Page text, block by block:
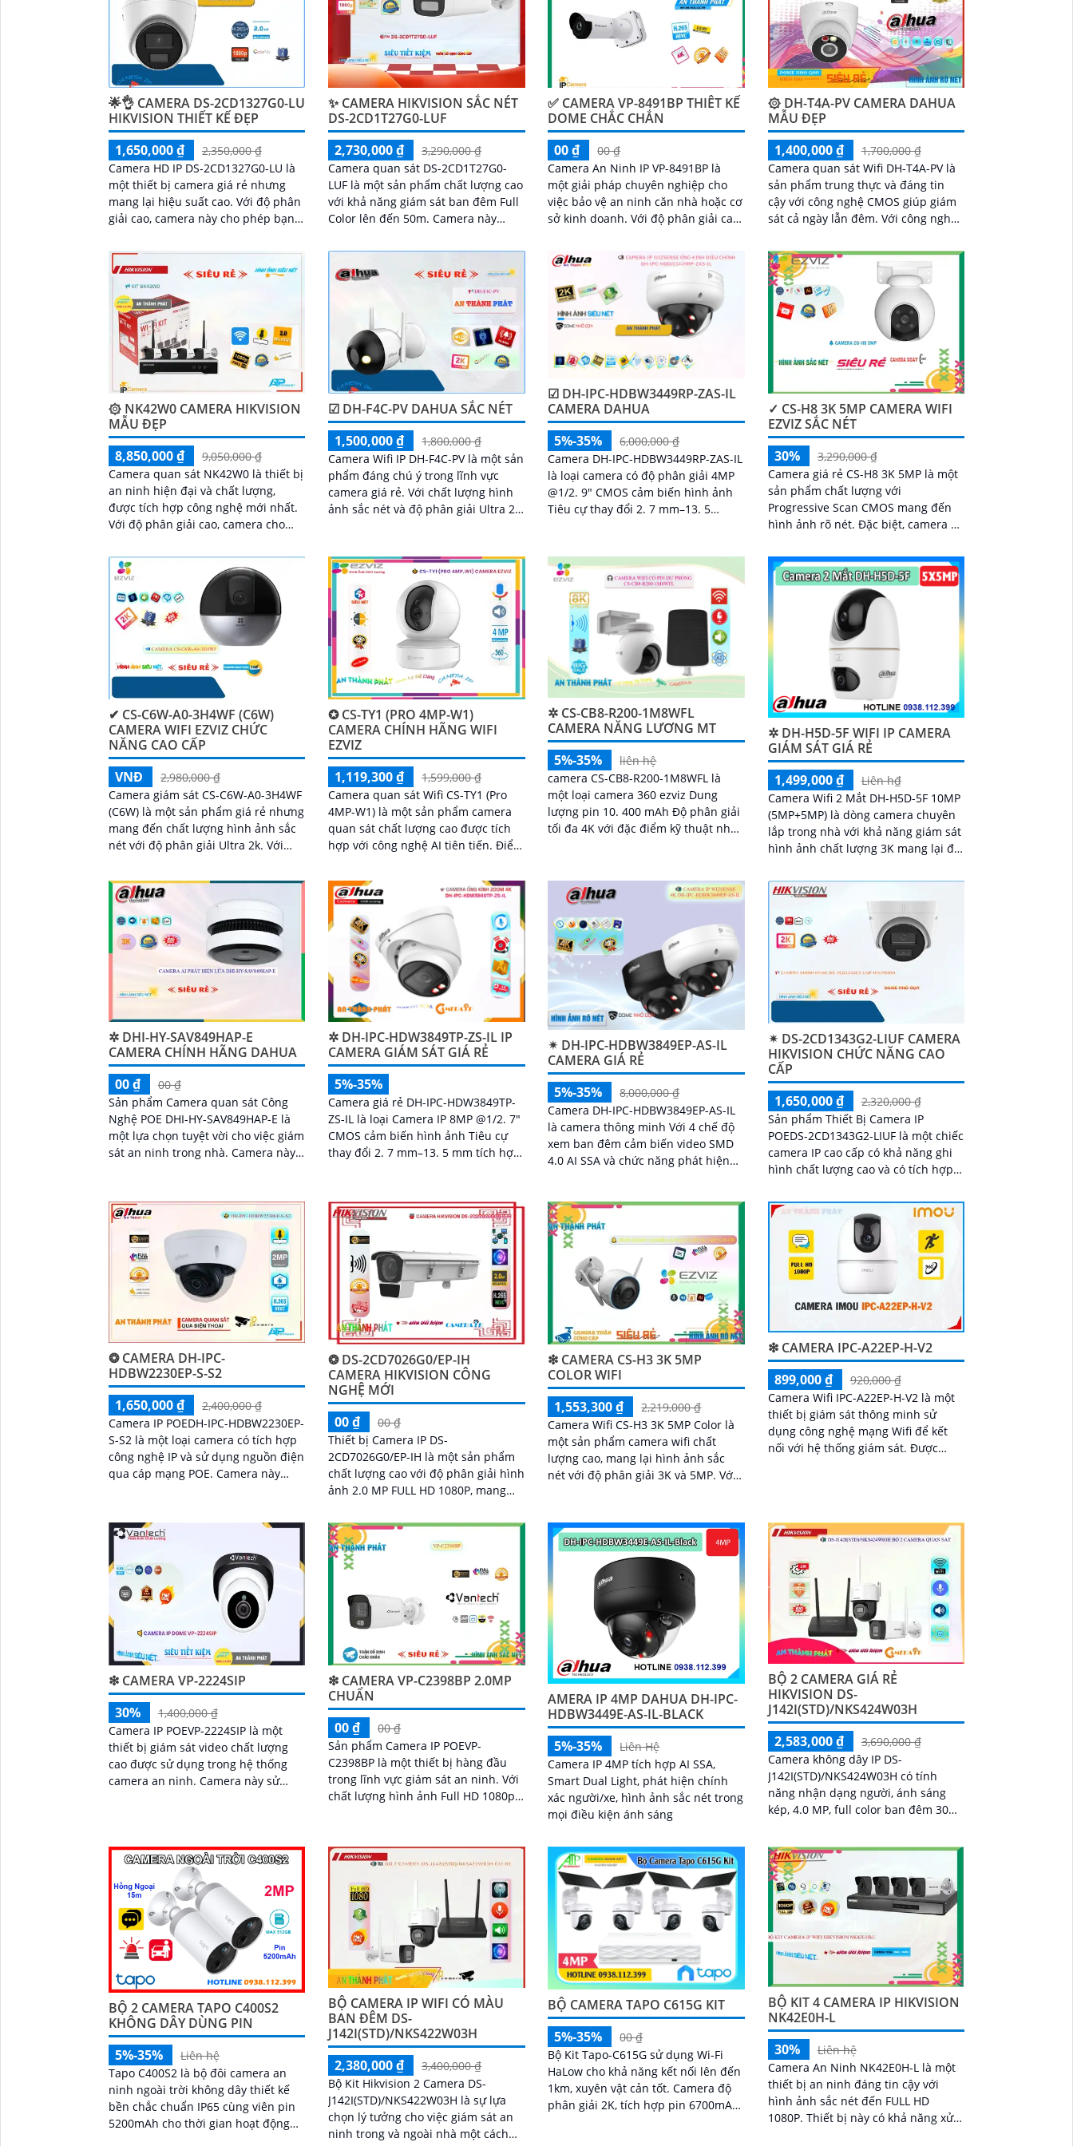
🌟👌 CAMERA DS-2CD1327G0-LU
HIKVISION THIẾT KẾ ĐẸP
1,650,000 ₫
2,350,000 ₫
Camera HD IP DS-2CD1327G0-LU là
một thiết bị camera giá rẻ nhưng
mang lại hiệu suất cao. Với độ phân
giải cao, camera này cho phép bạn
✨ CAMERA HIKVISION SẮC NÉT
DS-2CD1T27G0-LUF
2,730,000 ₫
3,290,000 ₫
Camera quan sát DS-2CD1T27G0-
LUF là một sản phẩm chất lượng cao
với khả năng giám sát ban đêm Full
Color lên đến 50m. Camera này
ảnh màu sắc rõ nét và sáng trong
đêm mà còn đảm bảo chất lượng
Full HD 1080P
✅ CAMERA VP-8491BP THIÊT KẾ
DOME CHẮC CHẮN
00 ₫
00 ₫
Camera An Ninh IP VP-8491BP là
một giải pháp chuyên nghiệp cho
việc bảo vệ an ninh căn nhà hoặc cơ
sở kinh doanh. Với độ phân giải cao
dùng xem hình ảnh sắc nét và chi
tiết từ xa
۞ DH-T4A-PV CAMERA DAHUA
MẪU ĐẸP
1,400,000 ₫
1,700,000 ₫
Camera quan sát Wifi DH-T4A-PV là
sản phẩm trung thực và đáng tin
cậy với công nghệ CMOS giúp giám
sát cả ngày lẫn đêm. Với công nghệ
nó rất phù hợp cho dự án dân dụng
۞ NK42W0 CAMERA HIKVISION
MẪU ĐẸP
8,850,000 ₫
9,050,000 ₫
Camera quan sát NK42W0 là thiết bị
an ninh hiện đại và chất lượng,
được tích hợp công nghệ mới nhất.
Với độ phân giải cao, camera cho
sắc
☑ DH-F4C-PV DAHUA SẮC NÉT
1,500,000 ₫
1,800,000 ₫
Camera Wifi IP DH-F4C-PV là một sản
phẩm đáng chú ý trong lĩnh vực
camera giá rẻ. Với chất lượng hình
ảnh sắc nét và độ phân giải Ultra 2k,
☑ DH-IPC-HDBW3449RP-ZAS-IL
CAMERA DAHUA
5%-35%
6,000,000 ₫
Camera DH-IPC-HDBW3449RP-ZAS-IL
là loại camera có độ phân giải 4MP
@1/2. 9" CMOS cảm biến hình ảnh
Tiêu cự thay đổi 2. 7 mm–13. 5
✓ CS-H8 3K 5MP CAMERA WIFI
EZVIZ SẮC NÉT
30%
3,290,000 ₫
Camera giá rẻ CS-H8 3K 5MP là một
sản phẩm chất lượng với
Progressive Scan CMOS mang đến
hình ảnh rõ nét. Đặc biệt, camera có
khả năng quan sát tối đa 30m bằng
công nghệ Hồng Ngoại
✔ CS-C6W-A0-3H4WF (C6W)
CAMERA WIFI EZVIZ CHỨC
NĂNG CAO CẤP
VNĐ
2,980,000 ₫
Camera giám sát CS-C6W-A0-3H4WF
(C6W) là một sản phẩm giá rẻ nhưng
mang đến chất lượng hình ảnh sắc
nét với độ phân giải Ultra 2k. Với
Ngoại Smart IR, bạn có thể quan sát
rõ ràng ngay cả trong điều kiện ánh
sáng yếu
✪ CS-TY1 (PRO 4MP-W1)
CAMERA CHÍNH HÃNG WIFI
EZVIZ
1,119,300 ₫
1,599,000 ₫
Camera quan sát Wifi CS-TY1 (Pro
4MP-W1) là một sản phẩm camera
quan sát chất lượng cao được tích
hợp với công nghệ AI tiên tiến. Điểm
năng chống...
✲ CS-CB8-R200-1M8WFL
CAMERA NĂNG LƯƠNG MT
5%-35%
liên hệ
camera CS-CB8-R200-1M8WFL là
một loại camera 360 ezviz Dung
lượng pin 10. 400 mAh Độ phân giải
tối đa 4K với đặc điểm kỹ thuật như
nối Wifi IP góc quay rộng với ống
kính 3
✲ DH-H5D-5F WIFI IP CAMERA
GIÁM SÁT GIÁ RẺ
1,499,000 ₫
Liên h₫
Camera Wifi 2 Mắt DH-H5D-5F 10MP
(5MP+5MP) là dòng camera chuyên
lắp trong nhà với khả năng giám sát
hình ảnh chất lượng 3K mang lại độ
màu sắc chân thực. Camera wifi DH-
H5D-5F còn giúp đảm bảo an ninh
hiệu quả với tính năng phát hiện
người và thú cưng với độ chính xác
cao
✲ DHI-HY-SAV849HAP-E
CAMERA CHÍNH HÃNG DAHUA
00 ₫
00 ₫
Sản phẩm Camera quan sát Công
Nghệ POE DHI-HY-SAV849HAP-E là
một lựa chọn tuyệt vời cho việc giám
sát an ninh trong nhà. Camera này
nghe và nói trong thời gian thực
✲ DH-IPC-HDW3849TP-ZS-IL IP
CAMERA GIÁM SÁT GIÁ RẺ
5%-35%
Camera giá rẻ DH-IPC-HDW3849TP-
ZS-IL là loại Camera IP 8MP @1/2. 7"
CMOS cảm biến hình ảnh Tiêu cự
thay đổi 2. 7 mm–13. 5 mm tích hợp
✴ DH-IPC-HDBW3849EP-AS-IL
CAMERA GIÁ RẺ
5%-35%
8,000,000 ₫
Camera DH-IPC-HDBW3849EP-AS-IL
là camera thông minh Với 4 chế độ
xem ban đêm cảm biến video SMD
4.0 AI SSA và chức năng phát hiện
hay doanh nghiệp của bạn
✴ DS-2CD1343G2-LIUF CAMERA
HIKVISION CHỨC NĂNG CAO
CẤP
1,650,000 ₫
2,320,000 ₫
Sản phẩm Thiết Bị Camera IP
POEDS-2CD1343G2-LIUF là một chiếc
camera IP cao cấp có khả năng ghi
hình chất lượng cao và có tích hợp
Ethernet). Với độ...
❂ CAMERA DH-IPC-
HDBW2230EP-S-S2
1,650,000 ₫
2,400,000 ₫
Camera IP POEDH-IPC-HDBW2230EP-
S-S2 là một loại camera có tích hợp
công nghệ IP và sử dụng nguồn điện
qua cáp mạng POE. Camera này
về các sản phẩm camera an ninh
❂ DS-2CD7026G0/EP-IH
CAMERA HIKVISION CÔNG
NGHỆ MỚI
00 ₫
00 ₫
Thiết bị Camera IP DS-
2CD7026G0/EP-IH là một sản phẩm
chất lượng cao với độ phân giải hình
ảnh 2.0 MP FULL HD 1080P, mang
công trình dân dụng
❇ CAMERA CS-H3 3K 5MP
COLOR WIFI
1,553,300 ₫
2,219,000 ₫
Camera Wifi CS-H3 3K 5MP Color là
một sản phẩm camera wifi chất
lượng cao, mang lại hình ảnh sắc
nét với độ phân giải 3K và 5MP. Với
qua điện thoại di động
❇ CAMERA IPC-A22EP-H-V2
899,000 ₫
920,000 ₫
Camera Wifi IPC-A22EP-H-V2 là một
thiết bị giám sát thông minh sử
dụng công nghệ mạng Wifi để kết
nối với hệ thống giám sát. Được
❇ CAMERA VP-2224SIP
30%
1,400,000 ₫
Camera IP POEVP-2224SIP là một
thiết bị giám sát video chất lượng
cao được sử dụng trong hệ thống
camera an ninh. Camera này sử
cáp duy nhất
❇ CAMERA VP-C2398BP 2.0MP
CHUẨN
00 ₫
00 ₫
Sản phẩm Camera IP POEVP-
C2398BP là một thiết bị hàng đầu
trong lĩnh vực giám sát an ninh. Với
chất lượng hình ảnh Full HD 1080p,
AMERA IP 4MP DAHUA DH-IPC-
HDBW3449E-AS-IL-BLACK
5%-35%
Liên Hệ
Camera IP 4MP tích hợp AI SSA,
Smart Dual Light, phát hiện chính
xác người/xe, hình ảnh sắc nét trong
mọi điều kiện ánh sáng
BỘ 2 CAMERA GIÁ RẺ
HIKVISION DS-
J142I(STD)/NKS424W03H
2,583,000 ₫
3,690,000 ₫
Camera không dây IP DS-
J142I(STD)/NKS424W03H có tính
năng nhận dạng người, ánh sáng
kép, 4.0 MP, full color ban đêm 30m,
chống ngược sáng DWDR
BỘ 2 CAMERA TAPO C400S2
KHÔNG DÂY DÙNG PIN
5%-35%
Liên hệ
Tapo C400S2 là bộ đôi camera an
ninh ngoài trời không dây thiết kế
bền chắc chuẩn IP65 cùng viên pin
5200mAh cho thời gian hoạt động
BỘ CAMERA IP WIFI CÓ MÀU
BAN ĐÊM DS-
J142I(STD)/NKS422W03H
2,380,000 ₫
3,400,000 ₫
Bộ Kit Hikvision 2 Camera DS-
J142I(STD)/NKS422W03H là sự lựa
chọn lý tưởng cho việc giám sát an
ninh trong và ngoài nhà một cách
BỘ CAMERA TAPO C615G KIT
5%-35%
00 ₫
Bộ Kit Tapo-C615G sử dụng Wi-Fi
HaLow cho khả năng kết nối lên đến
1km, xuyên vật cản tốt. Camera độ
phân giải 2K, tích hợp pin 6700mAh
BỘ KIT 4 CAMERA IP HIKVISION
NK42E0H-L
30%
Liên hệ
Camera An Ninh NK42E0H-L là một
thiết bị an ninh đáng tin cậy với
hình ảnh sắc nét đến FULL HD
1080P. Thiết bị này có khả năng xử